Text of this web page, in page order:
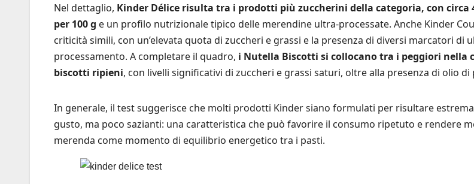
Nel dettaglio, Kinder Délice risulta tra i prodotti più zuccherini della categoria, con circa
per 100 g e un profilo nutrizionale tipico delle merendine ultra-processate. Anche Kinder
criticità simili, con un’elevata quota di zuccheri e grassi e la presenza di diversi marcatori di
processamento. A completare il quadro, i Nutella Biscotti si collocano tra i peggiori nella
biscotti ripieni, con livelli significativi di zuccheri e grassi saturi, oltre alla presenza di olio di
In generale, il test suggerisce che molti prodotti Kinder siano formulati per risultare
gusto, ma poco sazianti: una caratteristica che può favorire il consumo ripetuto e rendere
merenda come momento di equilibrio energetico tra i pasti.